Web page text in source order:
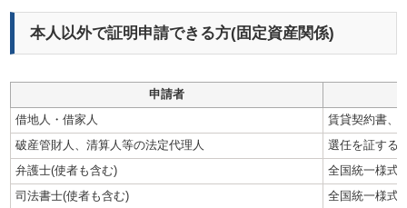
本人以外で証明申請できる方(固定資産関係)
申請者
借地人・借家人
賃貸契約書、
破産管財人、清算人等の法定代理人
選任を証する
弁護士(使者も含む)
全国統一様式(
司法書士(使者も含む)
全国統一様式(